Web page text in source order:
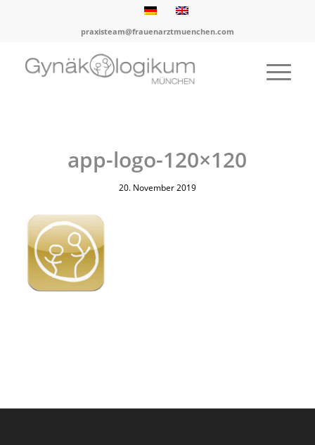
praxisteam@frauenarztmuenchen.com
app-logo-120×120
20. November 2019